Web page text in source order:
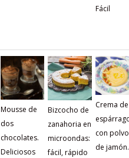
Fácil
Mousse de
dos
chocolates.
Deliciosos
Bizcocho de
zanahoria en
microondas:
fácil, rápido
Crema de
con polvo
de jamón.